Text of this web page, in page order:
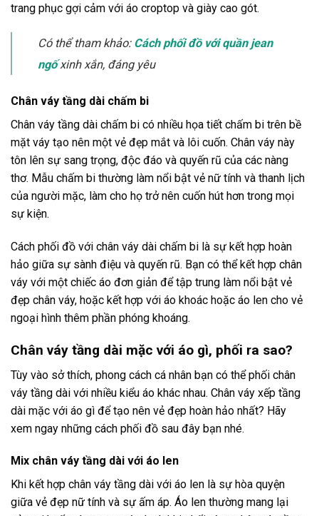
trang phục gợi cảm với áo croptop và giày cao gót.
Có thể tham khảo: Cách phối đồ với quần jean
ngốxinh xắn, đáng yêu
Chân váy tầng dài chấm bi
Chân váy tầng dài chấm bi có nhiều họa tiết chấm bi trên bề
mặt váy tạo nên một vẻ đẹp mắt và lôi cuốn. Chân váy này
tôn lên sự sang trọng, độc đáo và quyến rũ của các nàng
thơ. Mẫu chấm bi thường làm nổi bật vẻ nữ tính và thanh lịch
của người mặc, làm cho họ trở nên cuốn hút hơn trong mọi
sự kiện.
Cách phối đồ với chân váy dài chấm bi là sự kết hợp hoàn
hảo giữa sự sành điệu và quyến rũ. Bạn có thể kết hợp chân
váy với một chiếc áo đơn giản để tập trung làm nổi bật vẻ
đẹp chân váy, hoặc kết hợp với áo khoác hoặc áo len cho vẻ
ngoại hình thêm phần phóng khoáng.
Chân váy tầng dài mặc với áo gì, phối ra sao?
Tùy vào sở thích, phong cách cá nhân bạn có thể phối chân
váy tầng dài với nhiều kiểu áo khác nhau. Chân váy xếp tầng
dài mặc với áo gì để tạo nên vẻ đẹp hoàn hảo nhất? Hãy
xem ngay những cách phối đồ sau đây bạn nhé.
Mix chân váy tầng dài với áo len
Khi kết hợp chân váy tầng dài với áo len là sự hòa quyện
giữa vẻ đẹp nữ tính và sự ấm áp. Áo len thường mang lại